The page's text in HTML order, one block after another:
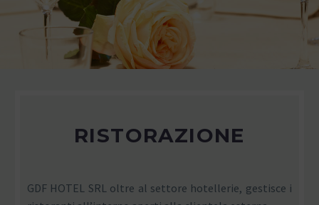
RISTORAZIONE
GDF HOTEL SRL oltre al settore hotellerie, gestisce i